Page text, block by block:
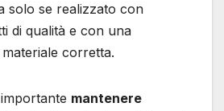
solo se realizzato con
di qualità e con una
corretta.
mantenere